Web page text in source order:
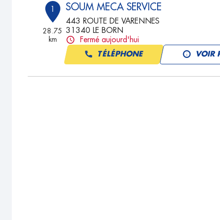
1
28.75
km
SOUM MECA SERVICE
443 ROUTE DE VARENNES
31340 LE BORN
Fermé aujourd'hui
TÉLÉPHONE VOIR